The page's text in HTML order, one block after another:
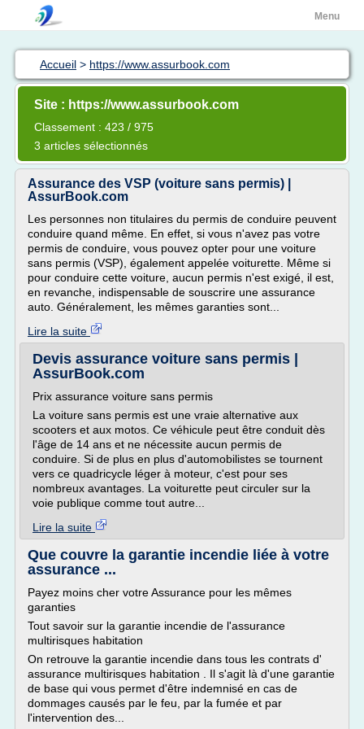
Menu
Accueil > https://www.assurbook.com
Site : https://www.assurbook.com
Classement : 423 / 975
3 articles sélectionnés
Assurance des VSP (voiture sans permis) |
AssurBook.com
Les personnes non titulaires du permis de conduire peuvent
conduire quand même. En effet, si vous n'avez pas votre
permis de conduire, vous pouvez opter pour une voiture
sans permis (VSP), également appelée voiturette. Même si
pour conduire cette voiture, aucun permis n'est exigé, il est,
en revanche, indispensable de souscrire une assurance
auto. Généralement, les mêmes garanties sont...
Lire la suite
Devis assurance voiture sans permis |
AssurBook.com
Prix assurance voiture sans permis
La voiture sans permis est une vraie alternative aux
scooters et aux motos. Ce véhicule peut être conduit dès
l'âge de 14 ans et ne nécessite aucun permis de
conduire. Si de plus en plus d'automobilistes se tournent
vers ce quadricycle léger à moteur, c'est pour ses
nombreux avantages. La voiturette peut circuler sur la
voie publique comme tout autre...
Lire la suite
Que couvre la garantie incendie liée à votre
assurance ...
Payez moins cher votre Assurance pour les mêmes
garanties
Tout savoir sur la garantie incendie de l'assurance
multirisques habitation
On retrouve la garantie incendie dans tous les contrats d'
assurance multirisques habitation . Il s'agit là d'une garantie
de base qui vous permet d'être indemnisé en cas de
dommages causés par le feu, par la fumée et par
l'intervention des...